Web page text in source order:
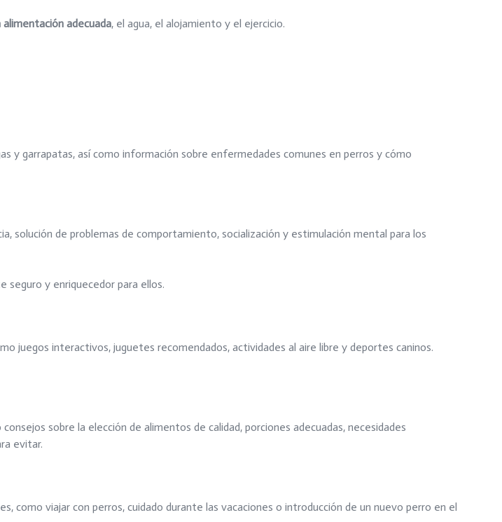
adecuada, el agua, el alojamiento y el ejercicio.
y garrapatas, así como información sobre enfermedades comunes en perros y cómo
solución de problemas de comportamiento, socialización y estimulación mental para los
seguro y enriquecedor para ellos.
juegos interactivos, juguetes recomendados, actividades al aire libre y deportes caninos.
sobre la elección de alimentos de calidad, porciones adecuadas, necesidades
evitar.
como viajar con perros, cuidado durante las vacaciones o introducción de un nuevo perro en el